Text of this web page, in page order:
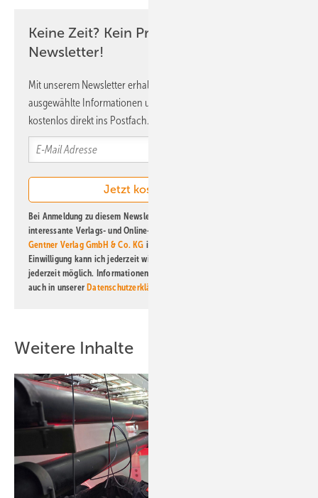
Keine Zeit? Kein Problem mit dem ERE
Newsletter!
Mit unserem Newsletter erhalten Sie regelmäßig von uns
ausgewählte Informationen und Neuigkeiten, gebündelt und
kostenlos direkt ins Postfach.
Bei Anmeldung zu diesem Newsletter bin ich damit einverstanden, über
interessante Verlags- und Online-Angebote
Gentner Verlag GmbH & Co. KG informiert zu werden. Diese
Einwilligung kann ich jederzeit widerrufen und eine Abmeldung ist
jederzeit möglich. Informationen zum Umgang mit Daten finden Sie
auch in unsererDatenschutzerklärung
Weitere Inhalte